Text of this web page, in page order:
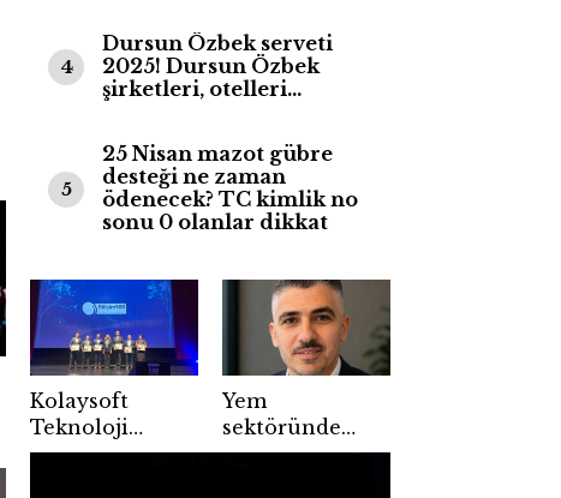
4
Dursun Özbek serveti
2025! Dursun Özbek
şirketleri, otelleri…
5
25 Nisan mazot gübre
desteği ne zaman
ödenecek? TC kimlik no
sonu 0 olanlar dikkat
Kolaysoft
Teknoloji
Bilişim500’de
Yem
sektöründe
maliyetlere